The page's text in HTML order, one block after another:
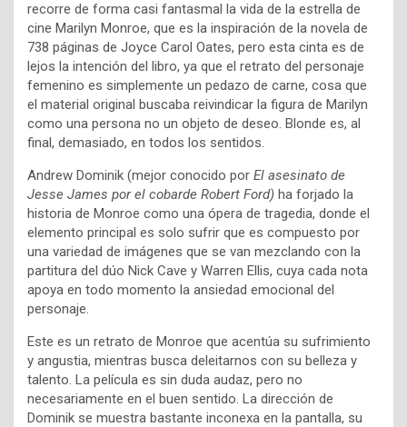
recorre de forma casi fantasmal la vida de la estrella de
cine Marilyn Monroe, que es la inspiración de la novela de
738 páginas de Joyce Carol Oates, pero esta cinta es de
lejos la intención del libro, ya que el retrato del personaje
femenino es simplemente un pedazo de carne, cosa que
el material original buscaba reivindicar la figura de Marilyn
como una persona no un objeto de deseo. Blonde es, al
final, demasiado, en todos los sentidos.
Andrew Dominik (mejor conocido por El asesinato de
Jesse James por el cobarde Robert Ford) ha forjado la
historia de Monroe como una ópera de tragedia, donde el
elemento principal es solo sufrir que es compuesto por
una variedad de imágenes que se van mezclando con la
partitura del dúo Nick Cave y Warren Ellis, cuya cada nota
apoya en todo momento la ansiedad emocional del
personaje.
Este es un retrato de Monroe que acentúa su sufrimiento
y angustia, mientras busca deleitarnos con su belleza y
talento. La película es sin duda audaz, pero no
necesariamente en el buen sentido. La dirección de
Dominik se muestra bastante inconexa en la pantalla, su